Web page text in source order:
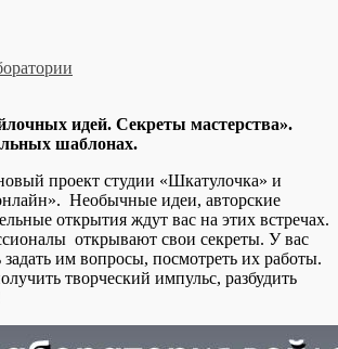
идей. Секреты мастерства».
шаблонах.
проект студии «Шкатулочка» и
Необычные идеи, авторские
открытия ждут вас на этих встречах.
открывают свои секреты. У вас
задать им вопросы, посмотреть их работы.
творческий импульс, разбудить